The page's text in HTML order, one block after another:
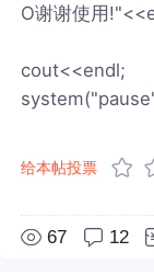
O谢谢使用
cout<<endl;
给本帖投票
67 12